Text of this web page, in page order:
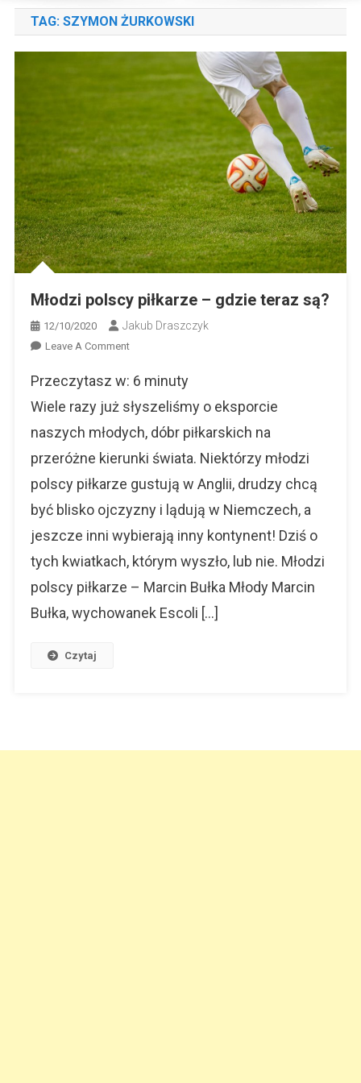
TAG: SZYMON ŻURKOWSKI
Młodzi polscy piłkarze – gdzie teraz są?
12/10/2020 Jakub Draszczyk
Leave A CommentOn
Polscy
Piłkarze
–
Gdzie
Teraz
Przeczytasz w: 6 minuty
Wiele razy już słyszeliśmy o eksporcie
naszych młodych, dóbr piłkarskich na
przeróżne kierunki świata. Niektórzy młodzi
polscy piłkarze gustują w Anglii, drudzy chcą
być blisko ojczyzny i lądują w Niemczech, a
jeszcze inni wybierają inny kontynent! Dziś o
tych kwiatkach, którym wyszło, lub nie. Młodzi
polscy piłkarze – Marcin Bułka Młody Marcin
Bułka, wychowanek Escoli […]
Czytaj